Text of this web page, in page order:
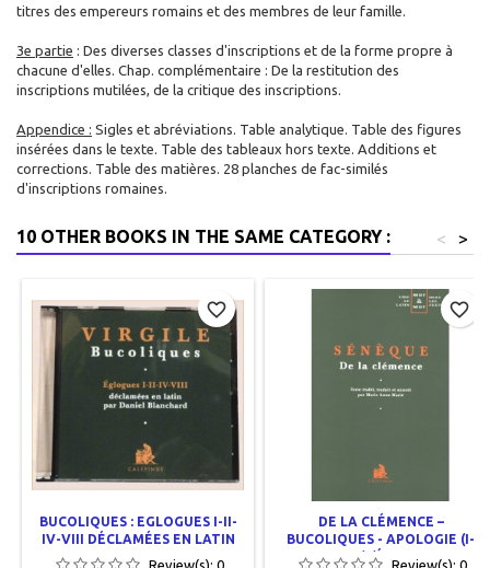
titres des empereurs romains et des membres de leur famille.
3e partie : Des diverses classes d'inscriptions et de la forme propre à
chacune d'elles. Chap. complémentaire : De la restitution des
inscriptions mutilées, de la critique des inscriptions.
Appendice : Sigles et abréviations. Table analytique. Table des figures
insérées dans le texte. Table des tableaux hors texte. Additions et
corrections. Table des matières. 28 planches de fac-similés
d'inscriptions romaines.
10 OTHER BOOKS IN THE SAME CATEGORY : >
<
BUCOLIQUES : EGLOGUES I-II-
IV-VIII DÉCLAMÉES EN LATIN
Review(s): 0
favorite_border
DE LA CLÉMENCE –
BUCOLIQUES - APOLOGIE (I-
XXVIII) (ÉDITIONS
Review(s): 0
favorite_border